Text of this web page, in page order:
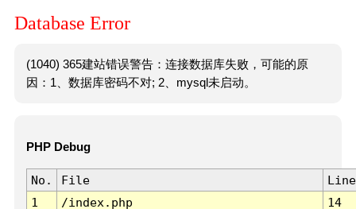
Database Error
(1040) 365建站错误警告：连接数据库失败，可能的原
因：1、数据库密码不对; 2、mysql未启动。
PHP Debug
No. File
Line
1
/index.php 14